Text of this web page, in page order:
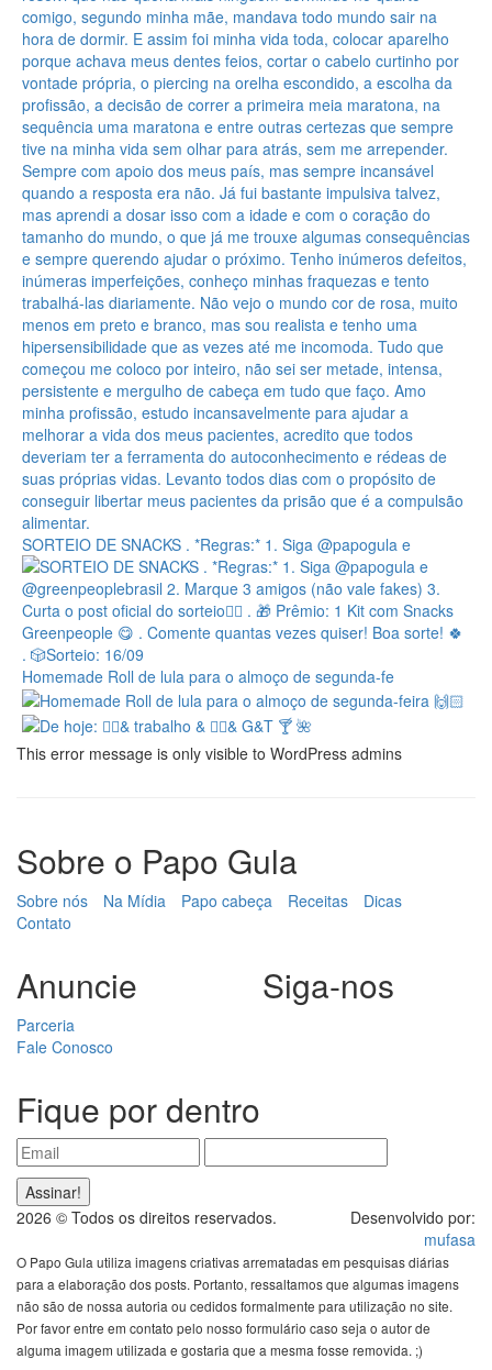
SORTEIO DE SNACKS . *Regras:* 1. Siga @papogula e
Homemade Roll de lula para o almoço de segunda-fe
This error message is only visible to WordPress admins
Sobre o Papo Gula
Sobre nós Na Mídia Papo cabeça Receitas
Dicas
Contato
Anuncie
Parceria
Fale Conosco
Siga-nos
Fique por dentro
2026 © Todos os direitos reservados.
Desenvolvido por:
mufasa
O Papo Gula utiliza imagens criativas arrematadas em pesquisas diárias
para a elaboração dos posts. Portanto, ressaltamos que algumas imagens
não são de nossa autoria ou cedidos formalmente para utilização no site.
Por favor entre em contato pelo nosso formulário caso seja o autor de
alguma imagem utilizada e gostaria que a mesma fosse removida. ;)